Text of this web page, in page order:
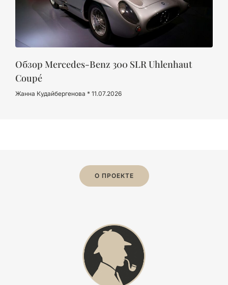
Обзор Mercedes-Benz 300 SLR Uhlenhaut
Coupé
Жанна Кудайбергенова 11.07.2026
О ПРОЕКТЕ